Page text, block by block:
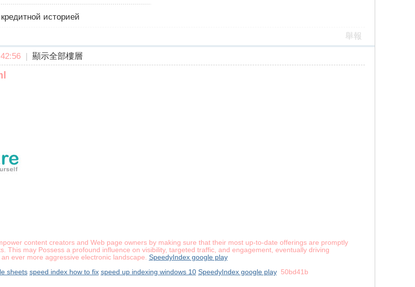
историей
舉報
| 顯示全部樓層
content creators and Web page owners by making sure that their most up-to-date offerings are promptly
This may Possess a profound influence on visibility, targeted traffic, and engagement, eventually driving
ever more aggressive electronic landscape. SpeedyIndex google play
sheets speed index how to fix speed up indexing windows 10 SpeedyIndex google play50bd41b